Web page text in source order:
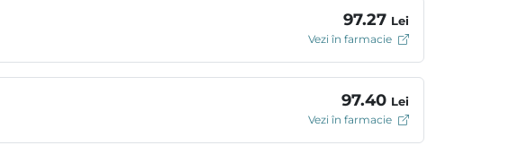
97.27 Lei
Vezi în farmacie
97.40 Lei
Vezi în farmacie